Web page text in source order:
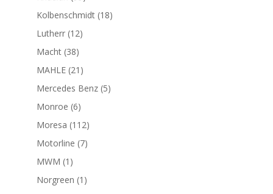
productos
Kolbenschmidt 1818
Lutherr 1212
Macht 3838
productos
MAHLE 21 21
productos
Mercedes Benz 55
Monroe 66
productos
Moresa 112112
productos
Motorline 77
MWM 1 1
producto
Norgreen 1 1